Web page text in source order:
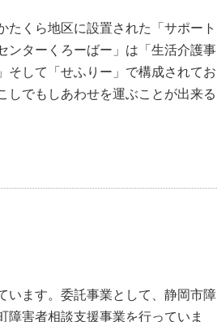
くら地区に設置された「サポート
ンターくろーばー」は「生活介護事
そして「せふりー」で構成されてお
しでもしあわせを運ぶことが出来る
います。委託事業として、静岡市障
障害者相談支援事業を行っていま